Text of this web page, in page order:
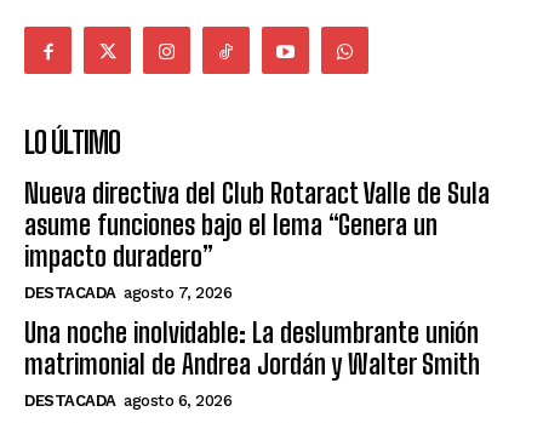
LO ÚLTIMO
Nueva directiva del Club Rotaract Valle de Sula
asume funciones bajo el lema “Genera un
impacto duradero”
DESTACADA agosto 7, 2026
Una noche inolvidable: La deslumbrante unión
matrimonial de Andrea Jordán y Walter Smith
DESTACADA agosto 6, 2026